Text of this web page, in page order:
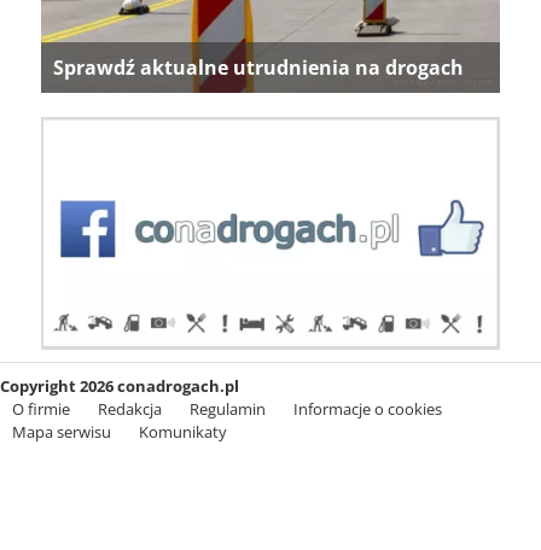
Sprawdź aktualne utrudnienia na drogach
Copyright 2026 conadrogach.pl
O firmie
Redakcja Regulamin
Informacje o cookies
Mapa serwisu
Komunikaty